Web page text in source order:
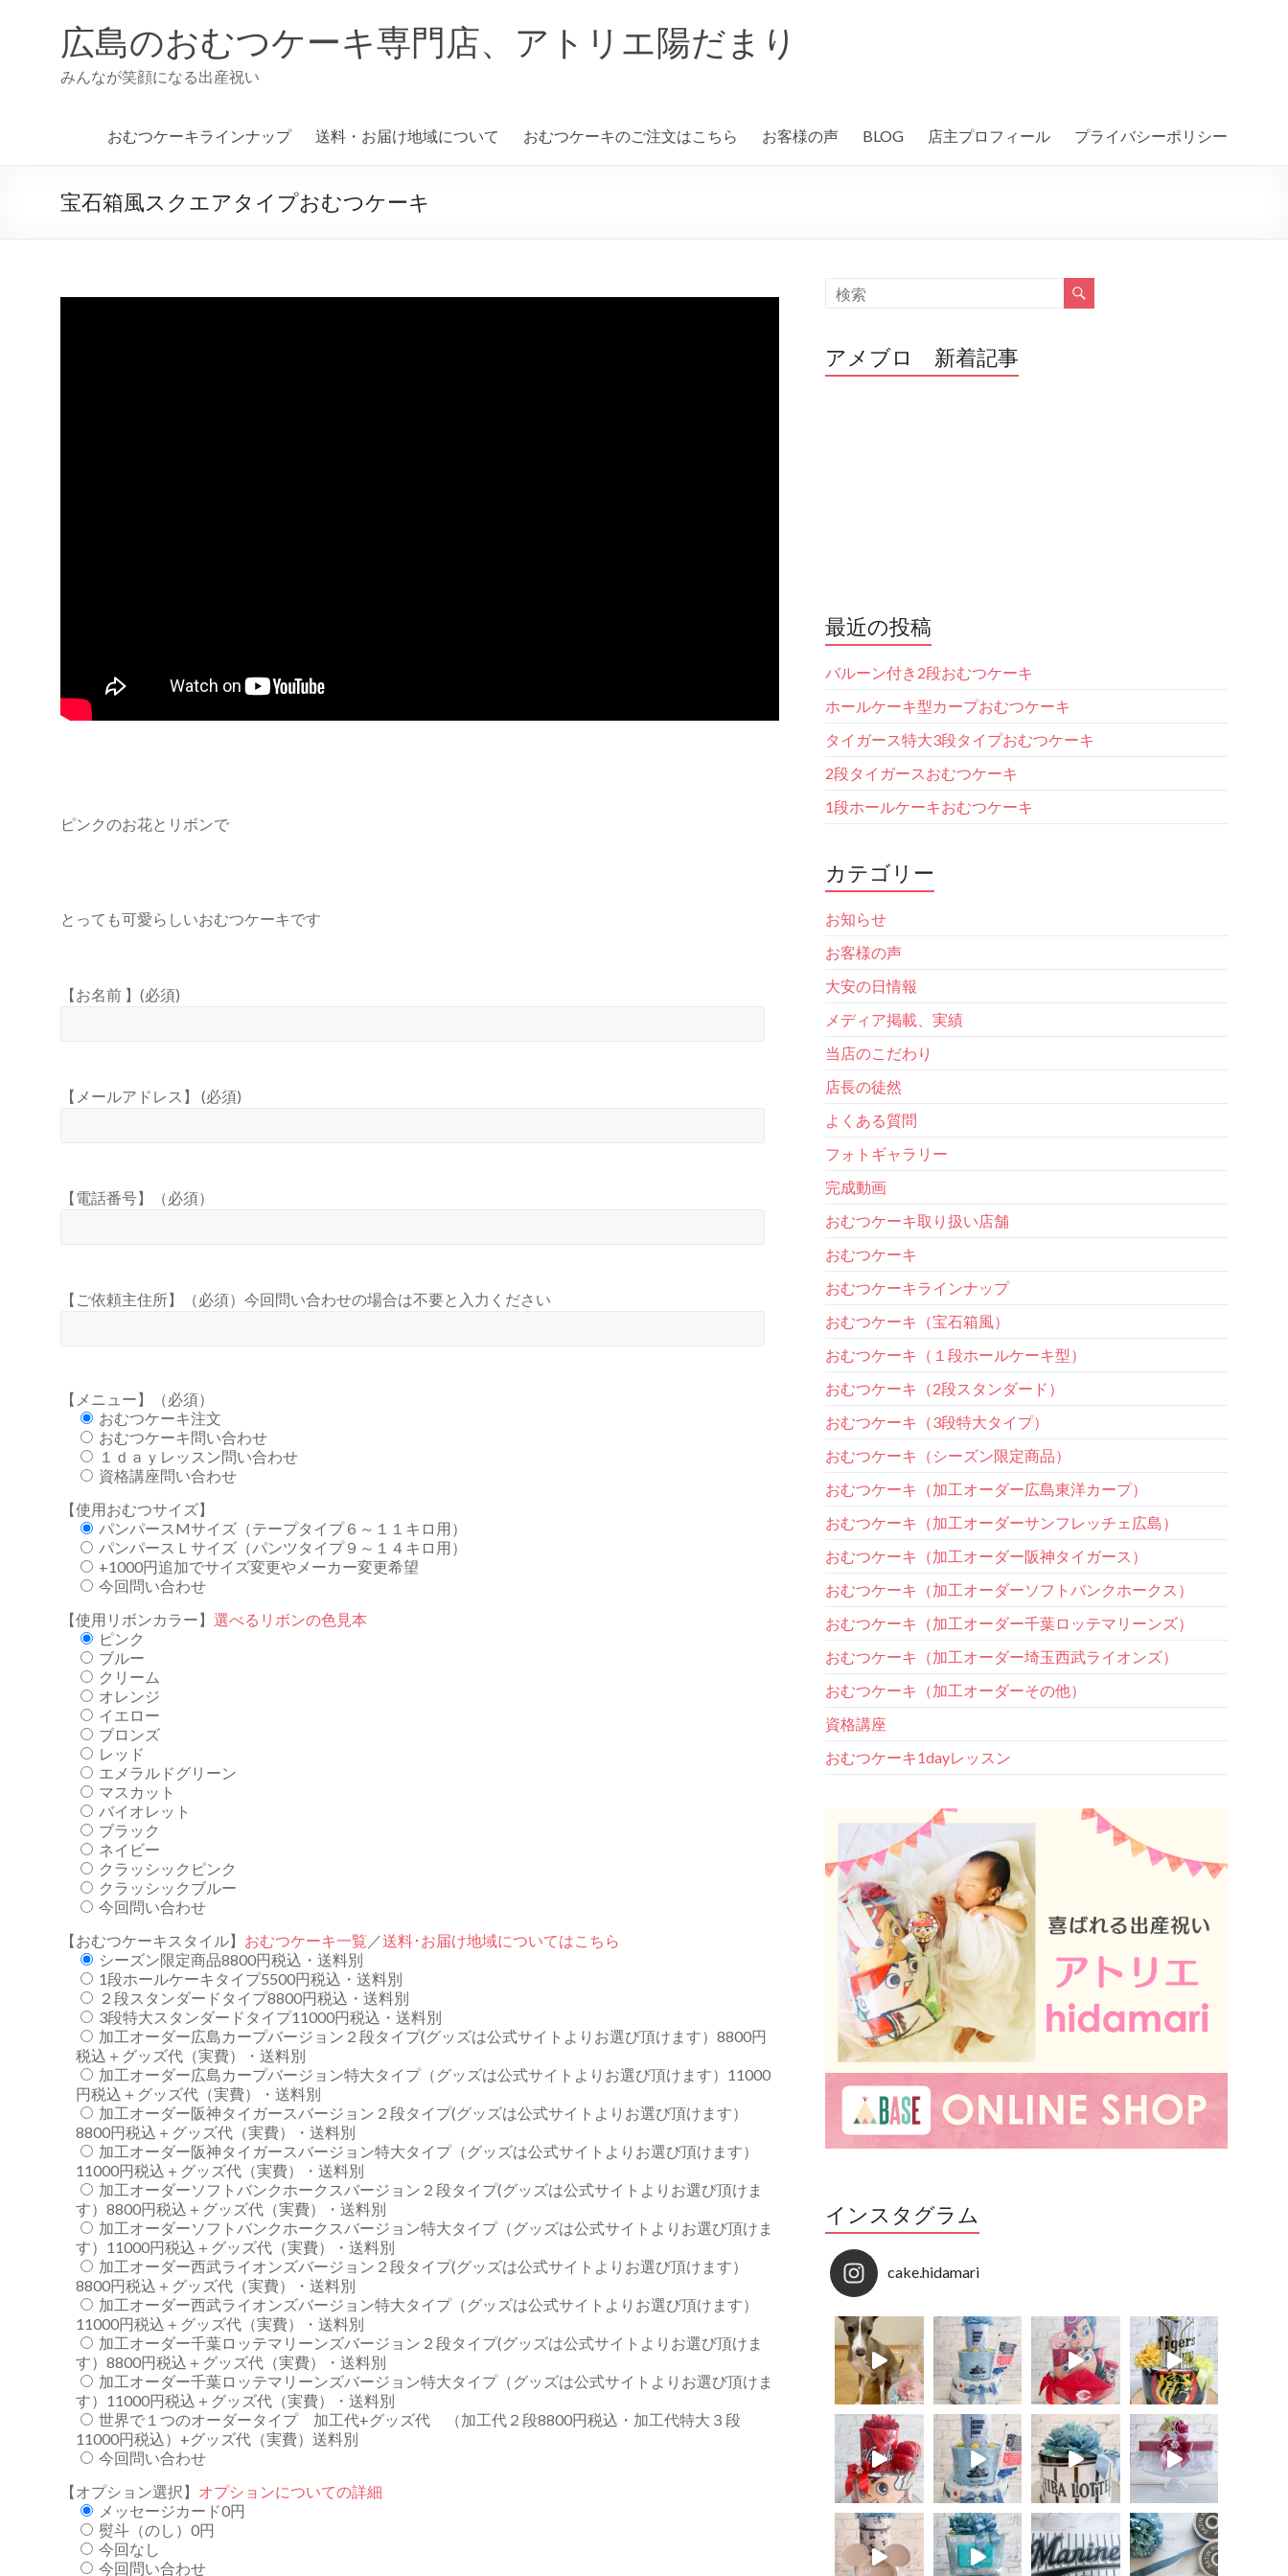
広島のおむつケーキ専門店、アトリエ陽だまり
みんなが笑顔になる出産祝い
おむつケーキラインナップ 送料・お届け地域について おむつケーキのご注文はこちら お客様の声 BLOG 店主プロフィール プライバシーポリシー
宝石箱風スクエアタイプおむつケーキ
ピンクのお花とリボンで
とっても可愛らしいおむつケーキです
【お名前 】(必須)
【メールアドレス】 (必須)
【電話番号】（必須）
【ご依頼主住所】（必須）今回問い合わせの場合は不要と入力ください
【メニュー】（必須）
おむつケーキ注文
おむつケーキ問い合わせ
１ｄａｙレッスン問い合わせ
資格講座問い合わせ
【使用おむつサイズ】
パンパースMサイズ（テープタイプ６～１１キロ用）
パンパースＬサイズ（パンツタイプ９～１４キロ用）
+1000円追加でサイズ変更やメーカー変更希望
今回問い合わせ
【使用リボンカラー】 選べるリボンの色見本
ピンク
ブルー
クリーム
オレンジ
イエロー
ブロンズ
レッド
エメラルドグリーン
マスカット
バイオレット
ブラック
ネイビー
クラッシックピンク
クラッシックブルー
今回問い合わせ
【おむつケーキスタイル】 おむつケーキ一覧 ／送料･お届け地域についてはこちら
シーズン限定商品8800円税込・送料別
1段ホールケーキタイプ5500円税込・送料別
２段スタンダードタイプ8800円税込・送料別
3段特大スタンダードタイプ11000円税込・送料別
加工オーダー広島カープバージョン２段タイプ(グッズは公式サイトよりお選び頂けます）8800円
税込＋グッズ代（実費）・送料別
加工オーダー広島カープバージョン特大タイプ（グッズは公式サイトよりお選び頂けます）11000
円税込＋グッズ代（実費）・送料別
加工オーダー阪神タイガースバージョン２段タイプ(グッズは公式サイトよりお選び頂けます）
8800円税込＋グッズ代（実費）・送料別
加工オーダー阪神タイガースバージョン特大タイプ（グッズは公式サイトよりお選び頂けます）
11000円税込＋グッズ代（実費）・送料別
加工オーダーソフトバンクホークスバージョン２段タイプ(グッズは公式サイトよりお選び頂けま
す）8800円税込＋グッズ代（実費）・送料別
加工オーダーソフトバンクホークスバージョン特大タイプ（グッズは公式サイトよりお選び頂けま
す）11000円税込＋グッズ代（実費）・送料別
加工オーダー西武ライオンズバージョン２段タイプ(グッズは公式サイトよりお選び頂けます）
8800円税込＋グッズ代（実費）・送料別
加工オーダー西武ライオンズバージョン特大タイプ（グッズは公式サイトよりお選び頂けます）
11000円税込＋グッズ代（実費）・送料別
加工オーダー千葉ロッテマリーンズバージョン２段タイプ(グッズは公式サイトよりお選び頂けま
す）8800円税込＋グッズ代（実費）・送料別
加工オーダー千葉ロッテマリーンズバージョン特大タイプ（グッズは公式サイトよりお選び頂けま
す）11000円税込＋グッズ代（実費）・送料別
世界で１つのオーダータイプ 加工代+グッズ代 （加工代２段8800円税込・加工代特大３段
11000円税込）+グッズ代（実費）送料別
今回問い合わせ
【オプション選択】 オプションについての詳細
メッセージカード0円
熨斗（のし）0円
今回なし
今回問い合わせ
アメブロ 新着記事
最近の投稿
バルーン付き2段おむつケーキ
ホールケーキ型カープおむつケーキ
タイガース特大3段タイプおむつケーキ
2段タイガースおむつケーキ
1段ホールケーキおむつケーキ
カテゴリー
お知らせ
お客様の声
大安の日情報
メディア掲載、実績
当店のこだわり
店長の徒然
よくある質問
フォトギャラリー
完成動画
おむつケーキ取り扱い店舗
おむつケーキ
おむつケーキラインナップ
おむつケーキ（宝石箱風）
おむつケーキ（１段ホールケーキ型）
おむつケーキ（2段スタンダード）
おむつケーキ（3段特大タイプ）
おむつケーキ（シーズン限定商品）
おむつケーキ（加工オーダー広島東洋カープ）
おむつケーキ（加工オーダーサンフレッチェ広島）
おむつケーキ（加工オーダー阪神タイガース）
おむつケーキ（加工オーダーソフトバンクホークス）
おむつケーキ（加工オーダー千葉ロッテマリーンズ）
おむつケーキ（加工オーダー埼玉西武ライオンズ）
おむつケーキ（加工オーダーその他）
資格講座
おむつケーキ1dayレッスン
インスタグラム
cake.hidamari